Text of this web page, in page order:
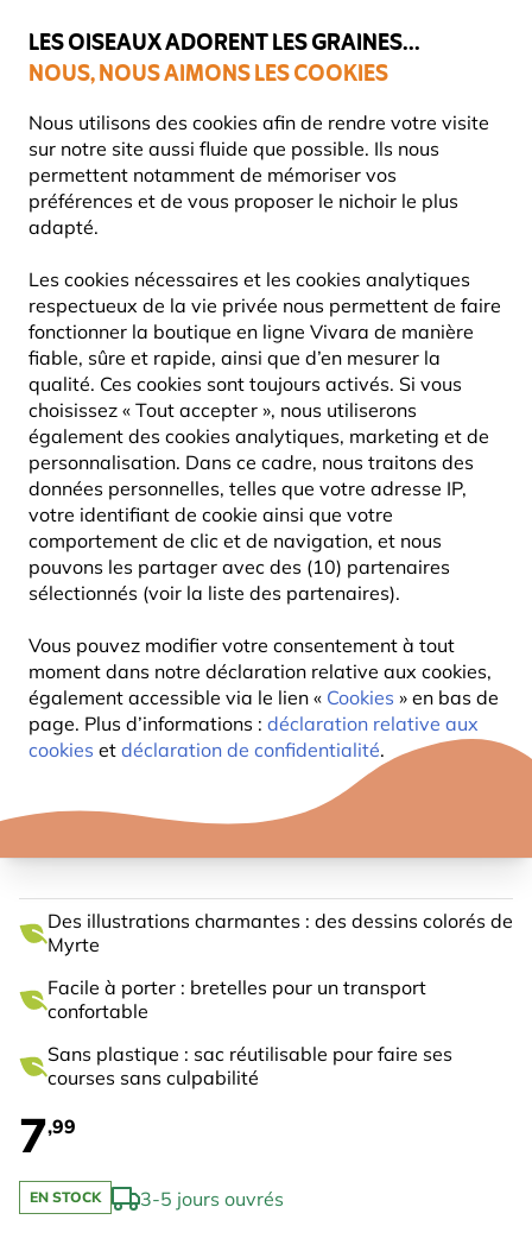
LES OISEAUX ADORENT LES GRAINES...
NOUS, NOUS AIMONS LES COOKIES
Nous utilisons des cookies afin de rendre votre visite
sur notre site aussi fluide que possible. Ils nous
permettent notamment de mémoriser vos
préférences et de vous proposer le nichoir le plus
adapté.
Les cookies nécessaires et les cookies analytiques
respectueux de la vie privée nous permettent de faire
fonctionner la boutique en ligne Vivara de manière
fiable, sûre et rapide, ainsi que d’en mesurer la
qualité. Ces cookies sont toujours activés. Si vous
choisissez « Tout accepter », nous utiliserons
également des cookies analytiques, marketing et de
personnalisation. Dans ce cadre, nous traitons des
données personnelles, telles que votre adresse IP,
votre identifiant de cookie ainsi que votre
comportement de clic et de navigation, et nous
pouvons les partager avec des (10) partenaires
sélectionnés (voir la liste des partenaires).
Vous pouvez modifier votre consentement à tout
moment dans notre déclaration relative aux cookies,
également accessible via le lien « Cookies » en bas de
page. Plus d’informations : déclaration relative aux
cookies et déclaration de confidentialité.
catégories.
Très bien noté dans 11 pays
Livraison express gratuite dès 59 €
Cadeaux Sacs
SAC EN COTON LOUP – MYRTE
Des illustrations charmantes : des dessins colorés de
Myrte
Facile à porter : bretelles pour un transport
confortable
Sans plastique : sac réutilisable pour faire ses
courses sans culpabilité
7,99
EN STOCK 3-5 jours ouvrés